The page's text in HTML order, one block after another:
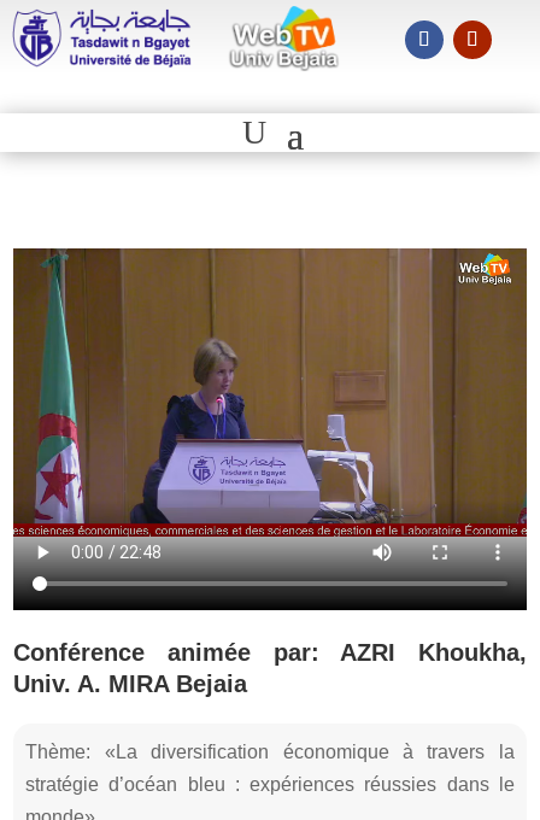
Conférence animée par: AZRI Khoukha,
Univ. A. MIRA Bejaia
Thème: «La diversification économique à travers la
stratégie d’océan bleu : expériences réussies dans le